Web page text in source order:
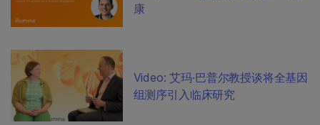
康
Video: 艾玛·巴普尔教授谈将全基因
组测序引入临床研究